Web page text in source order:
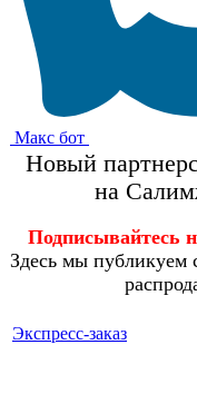
Макс бот
Новый
на
Подписывайтесь
Здесь мы публикуем
Экспресс-заказ